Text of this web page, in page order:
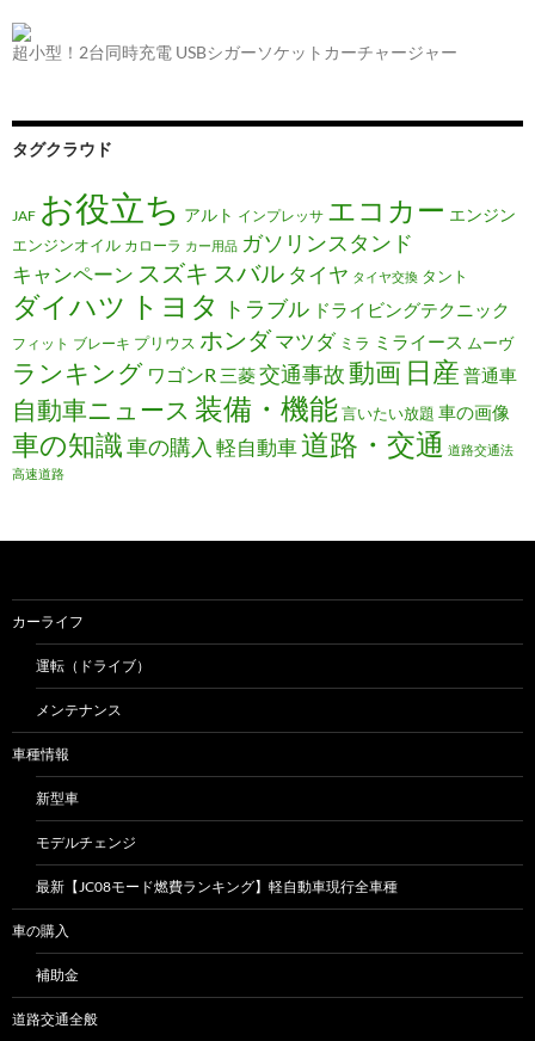
超小型！2台同時充電 USBシガーソケットカーチャージャー
タグクラウド
JAF お役立ち アルト インプレッサ エコカー エンジン
エンジンオイル カローラ カー用品 ガソリンスタンド
キャンペーン スズキ スバル タイヤ タイヤ交換 タント
ダイハツ トヨタ トラブル ドライビングテクニック
フィット ブレーキ プリウス ホンダマツダ ミラ ミライース ムーヴ
ランキング ワゴンR 三菱交通事故動画 日産 普通車
自動車ニュース 装備・機能言いたい放題 車の画像
車の知識車の購入 軽自動車道路・交通 道路交通法
高速道路
カーライフ
運転（ドライブ）
メンテナンス
車種情報
新型車
モデルチェンジ
最新【JC08モード燃費ランキング】軽自動車現行全車種
車の購入
補助金
道路交通全般